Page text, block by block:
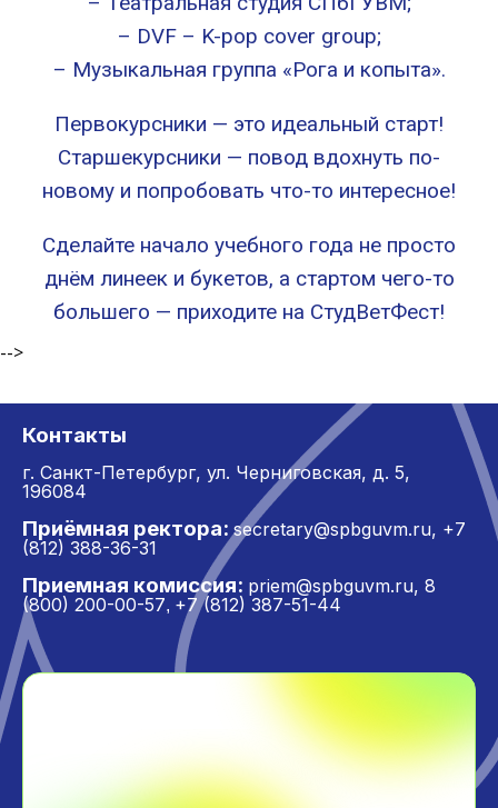
– DVF – K-pop cover group;
– Музыкальная группа «Рога и копыта».
Первокурсники — это идеальный старт!
Старшекурсники — повод вдохнуть по-
новому и попробовать что-то интересное!
Сделайте начало учебного года не просто
днём линеек и букетов, а стартом чего-то
большего — приходите на СтудВетФест!
-->
Контакты
г. Санкт-Петербург, ул. Черниговская, д. 5,
196084
Приёмная ректора: secretary@spbguvm.ru, +7
(812) 388-36-31
Приемная комиссия: priem@spbguvm.ru, 8
(800) 200-00-57, +7 (812) 387-51-44